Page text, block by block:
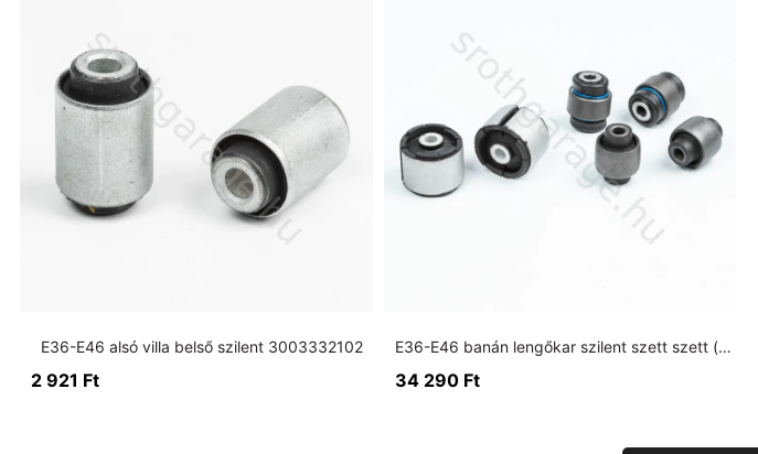
E36-E46 alsó villa belső szilent 3003332102
2 921 Ft
E36-E46 banán lengőkar szilent szett szett (6db)
34 290 Ft